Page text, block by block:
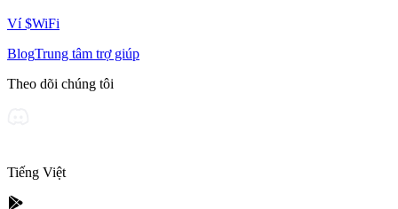
Ví $WiFi
BlogTrung tâm trợ giúp
Theo dõi chúng tôi
Tiếng Việt